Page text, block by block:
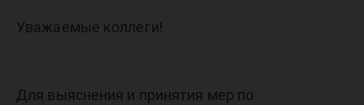
Уважаемые коллеги!
Для выяснения и принятия мер по